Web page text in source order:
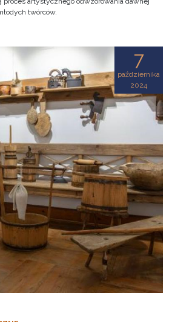
twórców.
7
października
2024